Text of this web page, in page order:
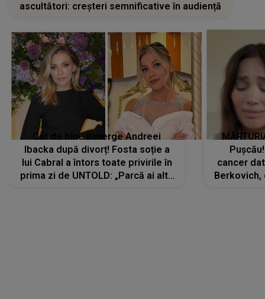
ascultători: creșteri semnificative în audiență
Cât de bine îi merge Andreei
Ibacka după divorț! Fosta soție a
lui Cabral a întors toate privirile în
prima zi de UNTOLD: „Parcă ai altă
cancer